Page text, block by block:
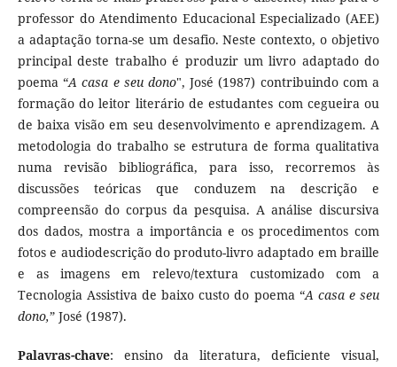
professor do Atendimento Educacional Especializado (AEE)
a adaptação torna-se um desafio. Neste contexto, o objetivo
principal deste trabalho é produzir um livro adaptado do
poema “A casa e seu dono", José (1987) contribuindo com a
formação do leitor literário de estudantes com cegueira ou
de baixa visão em seu desenvolvimento e aprendizagem. A
metodologia do trabalho se estrutura de forma qualitativa
numa revisão bibliográfica, para isso, recorremos às
discussões teóricas que conduzem na descrição e
compreensão do corpus da pesquisa. A análise discursiva
dos dados, mostra a importância e os procedimentos com
fotos e audiodescrição do produto-livro adaptado em braille
e as imagens em relevo/textura customizado com a
Tecnologia Assistiva de baixo custo do poema “A casa e seu
dono,” José (1987).
Palavras-chave: ensino da literatura, deficiente visual,